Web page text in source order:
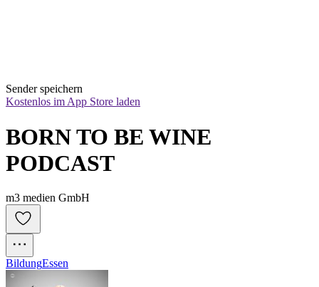
Sender speichern
Kostenlos im App Store laden
BORN TO BE WINE
PODCAST
m3 medien GmbH
BildungEssen